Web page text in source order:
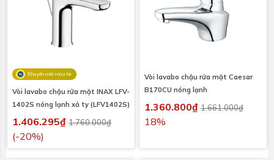
Khuyến mãi mùa hè
Vòi lavabo chậu rửa mặt INAX LFV-
1402S nóng lạnh xả ty (LFV1402S)
1.406.295₫ 1.760.000₫
(-20%)
Vòi lavabo chậu rửa mặt Caesar
B170CU nóng lạnh
1.360.800₫ 1.661.000₫
18%